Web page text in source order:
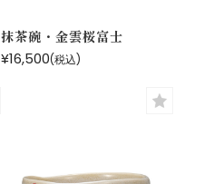
抹茶碗・金雲桜富士
¥16,500(税込)